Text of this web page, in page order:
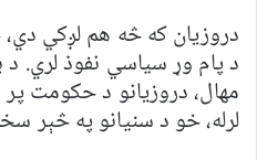
دروزیان که څه هم لږکي
د پام وړ سیاسي نفوذ لري.
مهال، دروزیانو د حکومت
لرله، خو د سنیانو په